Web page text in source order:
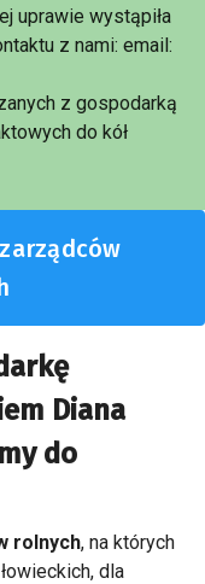
uprawie wystąpiła
z nami: email:
z gospodarką
do kół
Diana
do
rolnych, na których
dla